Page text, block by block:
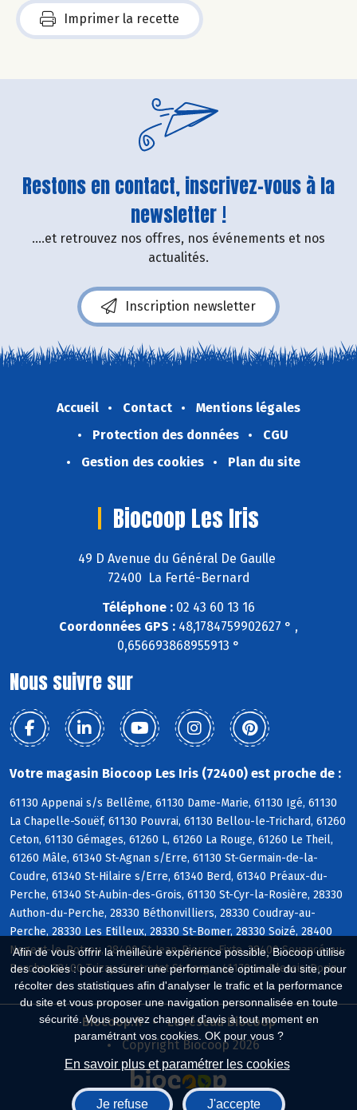
Afin de vous offrir la meilleure expérience possible, Biocoop utilise
des cookies : pour assurer une performance optimale du site, pour
récolter des statistiques afin d'analyser le trafic et la performance
du site et vous proposer une navigation personnalisée en toute
sécurité. Vous pouvez changer d'avis à tout moment en
paramétrant vos cookies. OK pour vous ?
En savoir plus et paramétrer les cookies
Je refuse J'accepte
Imprimer la recette
Restons en contact, inscrivez-vous à la
newsletter !
....et retrouvez nos offres, nos événements et nos
actualités.
Inscription newsletter
Accueil Contact
Mentions légales
Protection des données
CGU
Gestion des cookies
Plan du site
Biocoop Les Iris
49 D Avenue du Général De Gaulle
72400 La Ferté-Bernard
Téléphone : 02 43 60 13 16
Coordonnées GPS : 48,1784759902627 ° ,
0,656693868955913 °
Nous suivre sur
Votre magasin Biocoop Les Iris (72400) est proche de :
61130 Appenai s/s Bellême, 61130 Dame-Marie, 61130 Igé, 61130
La Chapelle-Souëf, 61130 Pouvrai, 61130 Bellou-le-Trichard, 61260
Ceton, 61130 Gémages, 61260 L, 61260 La Rouge, 61260 Le Theil,
61260 Mâle, 61340 St-Agnan s/Erre, 61130 St-Germain-de-la-
Coudre, 61340 St-Hilaire s/Erre, 61340 Berd, 61340 Préaux-du-
Perche, 61340 St-Aubin-des-Grois, 61130 St-Cyr-la-Rosière, 28330
Authon-du-Perche, 28330 Béthonvilliers, 28330 Coudray-au-
Perche, 28330 Les Etilleux, 28330 St-Bomer, 28330 Soizé, 28400
Nogent-le-Rotrou, 28400 St-Jean-Pierre-Fixte, 28400 Souancé-au-
Perche, 28400 Trizay-Coutretot-St-Serge, 41170 Le Plessis-Dorin
Biocoop.fr
Le réseau Biocoop
Copyright Biocoop 2026